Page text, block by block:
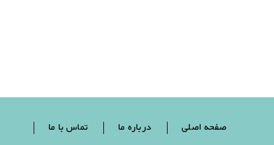
صفحه اصلی درباره ما
تماس با ما